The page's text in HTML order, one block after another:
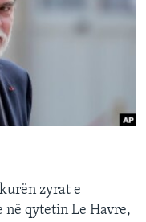
zyrat e
qytetin Le Havre,